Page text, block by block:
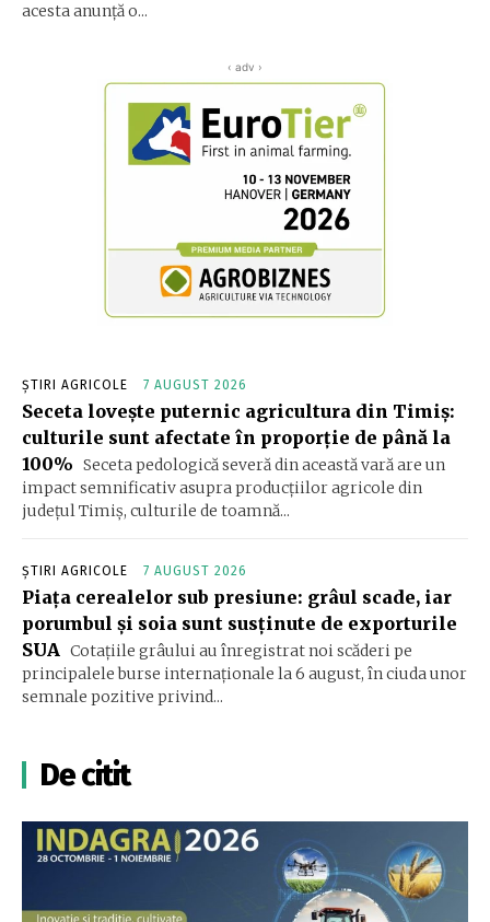
acesta anunță o...
‹ adv ›
ȘTIRI AGRICOLE 7 AUGUST 2026
Seceta lovește puternic agricultura din Timiș:
culturile sunt afectate în proporție de până la
100% Seceta pedologică severă din această vară are un
impact semnificativ asupra producțiilor agricole din
județul Timiș, culturile de toamnă...
ȘTIRI AGRICOLE 7 AUGUST 2026
Piața cerealelor sub presiune: grâul scade, iar
porumbul și soia sunt susținute de exporturile
SUA Cotațiile grâului au înregistrat noi scăderi pe
principalele burse internaționale la 6 august, în ciuda unor
semnale pozitive privind...
De citit